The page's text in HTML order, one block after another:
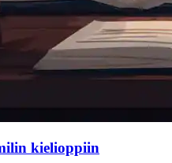
kielioppiin